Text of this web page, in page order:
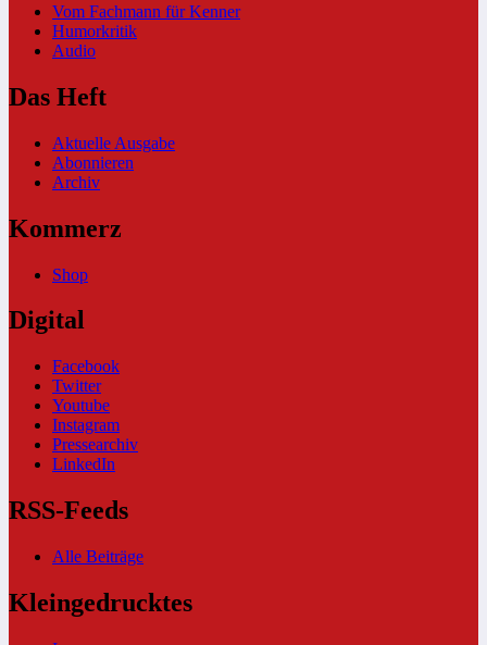
Vom Fachmann für Kenner
Humorkritik
Audio
Das Heft
Aktuelle Ausgabe
Abonnieren
Archiv
Kommerz
Shop
Digital
Facebook
Twitter
Youtube
Instagram
Pressearchiv
LinkedIn
RSS-Feeds
Alle Beiträge
Kleingedrucktes